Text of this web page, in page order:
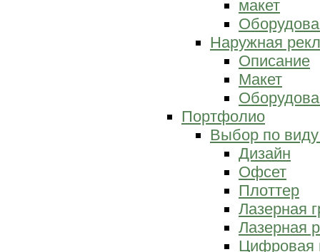
макет
Наружная
Описание
Макет
Портфолио
Выбор по
Дизайн
Офсет
Плоттер
Лазерная
Лазерная
Цифровая